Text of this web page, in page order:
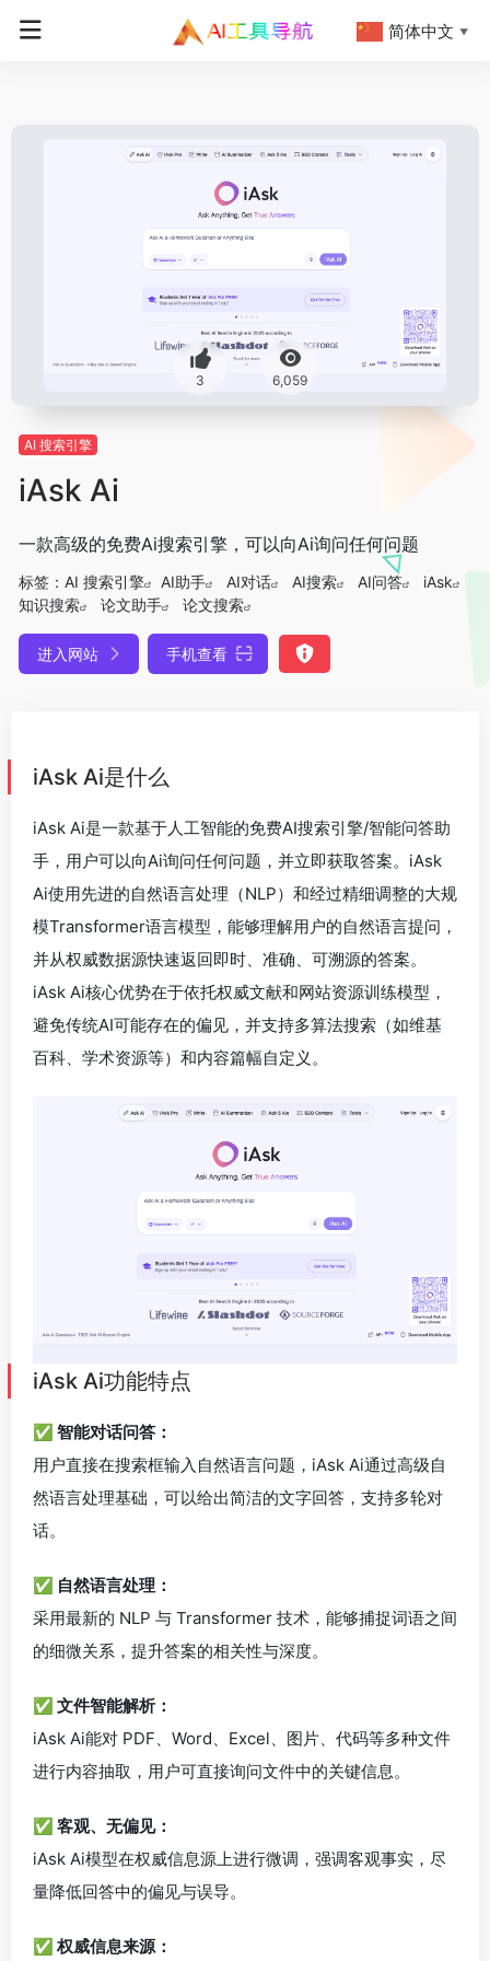
3 6,059
AI 搜索引擎
iAsk Ai
一款高级的免费Ai搜索引擎，可以向Ai询问任何问题
标签： AI 搜索引擎 AI助手 AI对话 AI搜索 AI问答
iAsk
知识搜索
论文助手 论文搜索
进入网站 手机查看
iAsk Ai是什么
iAsk Ai是一款基于人工智能的免费AI搜索引擎/智能问答助
手，用户可以向Ai询问任何问题，并立即获取答案。iAsk
Ai使用先进的自然语言处理（NLP）和经过精细调整的大规
模Transformer语言模型，能够理解用户的自然语言提问，
并从权威数据源快速返回即时、准确、可溯源的答案。
iAsk Ai核心优势在于依托权威文献和网站资源训练模型，
避免传统AI可能存在的偏见，并支持多算法搜索（如维基
百科、学术资源等）和内容篇幅自定义。
iAsk Ai功能特点
✅ 智能对话问答：
用户直接在搜索框输入自然语言问题，iAsk Ai通过高级自
然语言处理基础，可以给出简洁的文字回答，支持多轮对
话。
✅ 自然语言处理：
采用最新的 NLP 与 Transformer 技术，能够捕捉词语之间
的细微关系，提升答案的相关性与深度。
✅ 文件智能解析：
iAsk Ai能对 PDF、Word、Excel、图片、代码等多种文件
进行内容抽取，用户可直接询问文件中的关键信息。
✅ 客观、无偏见：
iAsk Ai模型在权威信息源上进行微调，强调客观事实，尽
量降低回答中的偏见与误导。
✅ 权威信息来源：
简体中文 ▼